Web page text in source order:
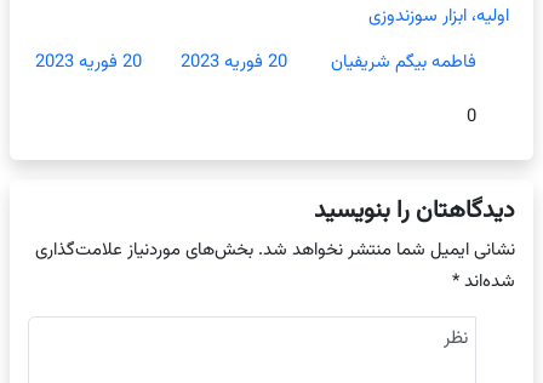
اولیه، ابزار سوزندوزی
فاطمه بیگم شریفیان
20 فوریه 2023
20 فوریه 2023
0
دیدگاهتان را بنویسید
نشانی ایمیل شما منتشر نخواهد شد. بخش‌های موردنیاز علامت‌گذاری
شده‌اند*